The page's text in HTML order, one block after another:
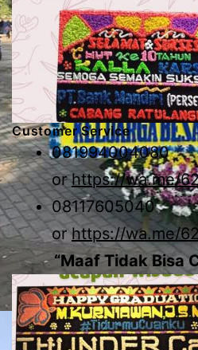
Customer Service
081994004080
orhttps://wa.me/
08117605040
orhttps://wa.me/
“Maaf Tidak Bisa